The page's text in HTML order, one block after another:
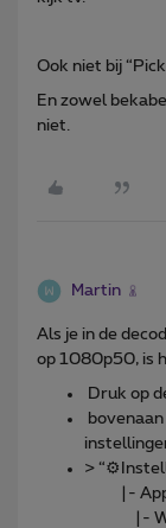
Ook niet bij
En zowel
niet.
Martin
Als je in de
op 1080p50, is
Druk op
>
|-
|-